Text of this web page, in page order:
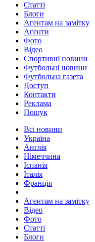
Статті
Блоги
Агентам на замітку
Агенти
Фото
Відео
Спортивні новини
Футбольні новини
Футбольна газета
Доступ
Контакти
Реклама
Пошук
Всі новини
Україна
Англія
Німеччина
Іспанія
Італія
Франція
Агентам на замітку
Відео
Фото
Статті
Блоги